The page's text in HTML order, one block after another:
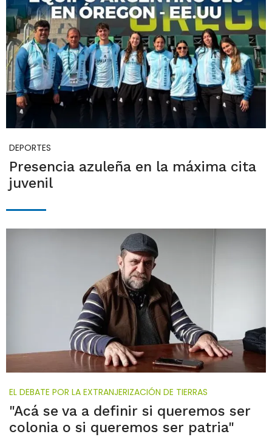
DEPORTES
Presencia azuleña en la máxima cita
juvenil
EL DEBATE POR LA EXTRANJERIZACIÓN DE TIERRAS
"Acá se va a definir si queremos ser
colonia o si queremos ser patria"